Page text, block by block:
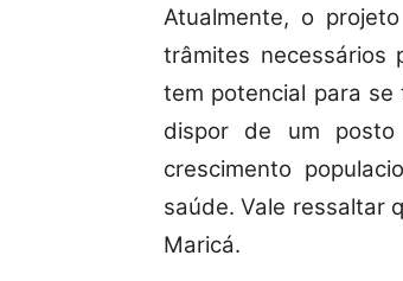
Atualmente, o
trâmites necessários
tem potencial para se
dispor de um
crescimento
saúde. Vale ressaltar
Maricá.